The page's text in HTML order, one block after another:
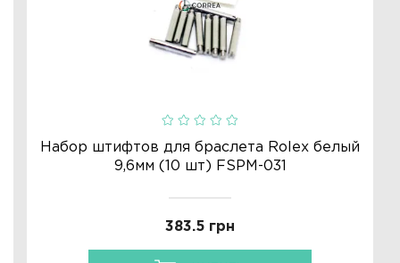
Набор штифтов для браслета Rolex белый
9,6мм (10 шт) FSPM-031
383.5 грн